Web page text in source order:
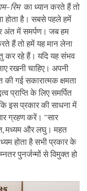
का ध्यान करते हैं तो
होता है। सबसे पहले हमें
अंत में समर्पण। जब हम
हैं तो हमें यह मान लेना
कर रहे हैं। यदि यह संभव
रखनी चाहिए। अपनी
की गई सकारात्मक क्षमता
प्राप्ति के लिए समर्पित
इस प्रकार की साधना में
ग्रहण करें। "सार
मध्यम और लघु। महत
होता है सभी प्रकार के
पुनर्जन्मों से विमुक्त हो